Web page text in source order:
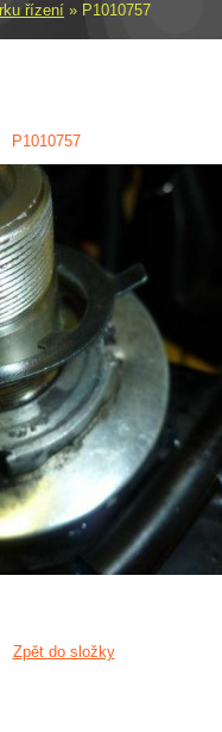
řízení » P1010757
P1010757
Zpět do složky